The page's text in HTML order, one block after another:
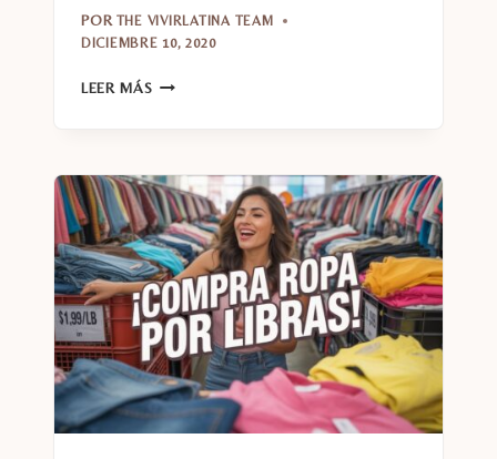
POR THE VIVIRLATINA TEAM
DICIEMBRE 10, 2020
LEER MÁS SECRETOS
EN
POSHMARK
Y
GANAR
DINERO